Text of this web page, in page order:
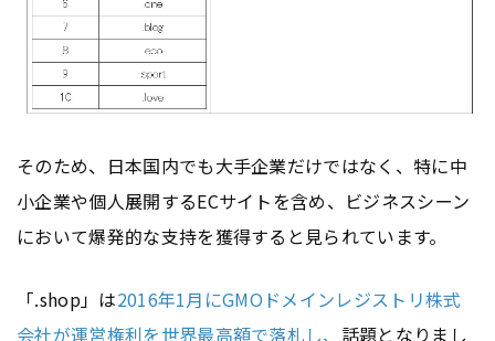
そのため、日本国内でも大手企業だけではなく、特に中
小企業や個人展開するECサイトを含め、ビジネスシーン
において爆発的な支持を獲得すると見られています。
「.shop」は2016年1月にGMOドメインレジストリ株式
会社が運営権利を世界最高額で落札し、 話題となりまし